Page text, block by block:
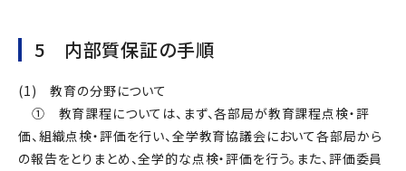
5 内部質保証の手順
(1) 教育の分野について
① 教育課程については、まず、各部局が教育課程点検・評
価、組織点検・評価を行い、全学教育協議会において各部局から
の報告をとりまとめ、全学的な点検・評価を行う。また、評価委員